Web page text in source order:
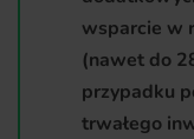
wsparcie w
(nawet do
przypadku
trwałego